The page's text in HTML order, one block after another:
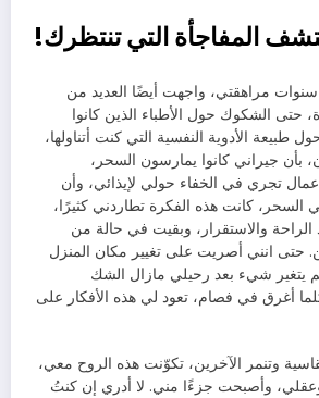
المفاجأة التي تنتظرك!
مراهقتي، واجهت أيضًا العديد من
حتى الشكوك حول الأطباء الذين كانوا
طبيعة الأدوية النفسية التي كنت أتناولها،
بأن جيراني كانوا يمارسون السحر،
تجري في الخفاء حولي لإيذائي، وأن
كانت هذه الفكرة تطاردني كثيرًا،
الراحة والاستقرار، وبقيت في حالة من
حتى انني أصريت على تغيير مكان المنزل
يتغير شيء بعد رحيلي مازال الشك
أغرق في فصام، تعود لي هذه الأفكار على
وتنمر الآخرين، تكوّنت هذه الروح معي،
وأصبحت جزءًا مني. لا أدري إن كنتُ